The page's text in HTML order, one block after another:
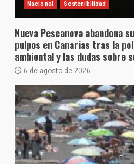
Nacional Sostenibilidad
Nueva Pescanova abandona
pulpos en Canarias tras la
ambiental y las dudas sobre
6 de agosto de 2026